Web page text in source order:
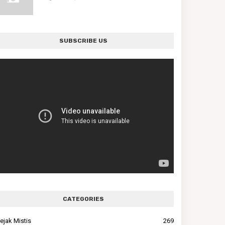
SUBSCRIBE US
CATEGORIES
Mistis 269